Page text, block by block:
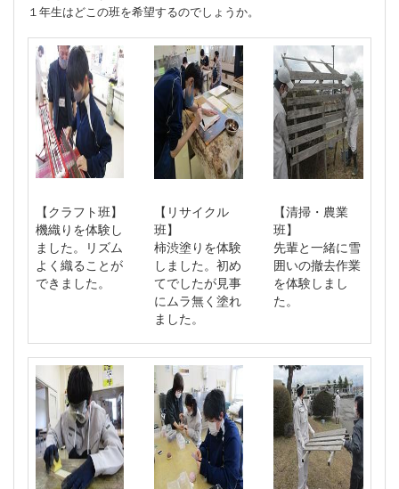
１年生はどこの班を希望するのでしょうか。
【クラフト班】
機織りを体験し
ました。リズム
よく織ることが
できました。
【リサイクル
班】
柿渋塗りを体験
しました。初め
てでしたが見事
にムラ無く塗れ
ました。
【清掃・農業
班】
先輩と一緒に雪
囲いの撤去作業
を体験しまし
た。